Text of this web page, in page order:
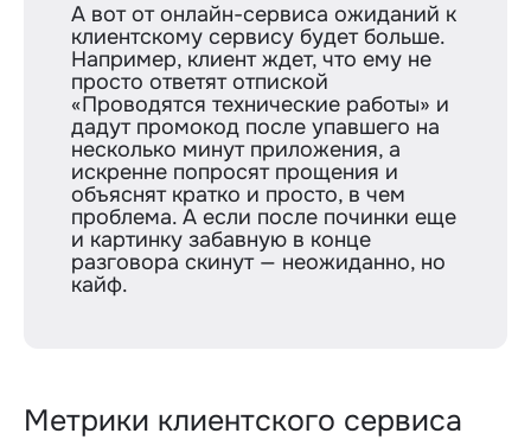
А вот от онлайн-сервиса ожиданий к
клиентскому сервису будет больше.
Например, клиент ждет, что ему не
просто ответят отпиской
«Проводятся технические работы» и
дадут промокод после упавшего на
несколько минут приложения, а
искренне попросят прощения и
объяснят кратко и просто, в чем
проблема. А если после починки еще
и картинку забавную в конце
разговора скинут — неожиданно, но
кайф.
Метрики клиентского сервиса